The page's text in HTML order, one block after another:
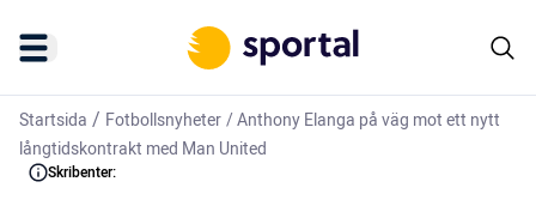
Startsida / Fotbollsnyheter/Anthony Elanga på väg mot ett nytt
långtidskontrakt med Man United
Skribenter: